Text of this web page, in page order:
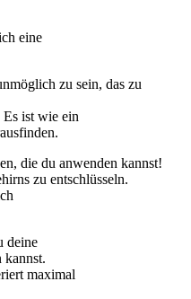
eine
zu sein, das zu
ist wie ein
die du anwenden kannst!
zu entschlüsseln.
deine
kannst.
maximal